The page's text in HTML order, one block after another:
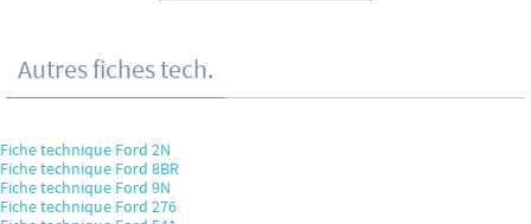
Autres fiches tech.
Fiche technique Ford 2N
Fiche technique Ford 8BR
Fiche technique Ford 9N
Fiche technique Ford 276